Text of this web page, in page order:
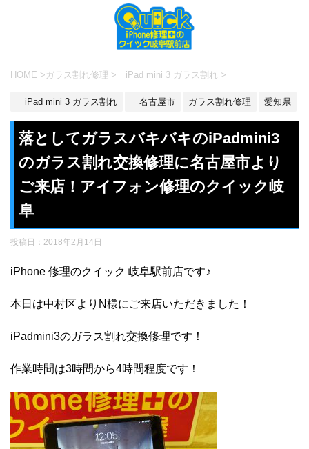
HOME > ガラス割れ修理 > iPad mini 3 ガラス割れ >
iPad mini 3 ガラス割れ 名古屋市 ガラス割れ修理 愛知県
落としてガラスバキバキのiPadmini3
のガラス割れ交換修理に名古屋市より
ご来店！アイフォン修理のクイック岐
阜
投稿日： 2018年2月14日
iPhone 修理のクイック 岐阜駅前店です♪
本日は中村区よりN様にご来店いただきました！
iPadmini3のガラス割れ交換修理です！
作業時間は3時間から4時間程度です！